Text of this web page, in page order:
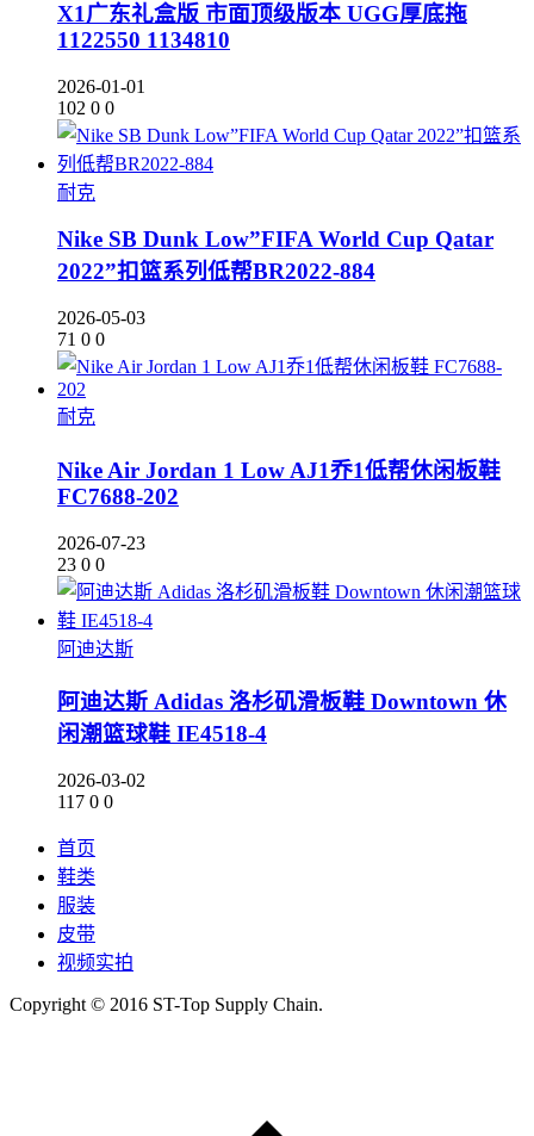
X1广东礼盒版 市面顶级版本 UGG厚底拖
1122550 1134810
2026-01-01
102 0 0
耐克
Nike SB Dunk Low”FIFA World Cup Qatar
2022”扣篮系列低帮BR2022-884
2026-05-03
71 0 0
耐克
Nike Air Jordan 1 Low AJ1乔1低帮休闲板鞋
FC7688-202
2026-07-23
23 0 0
阿迪达斯
阿迪达斯 Adidas 洛杉矶滑板鞋 Downtown 休
闲潮篮球鞋 IE4518-4
2026-03-02
117 0 0
首页
鞋类
服装
皮带
视频实拍
Copyright © 2016 ST-Top Supply Chain.